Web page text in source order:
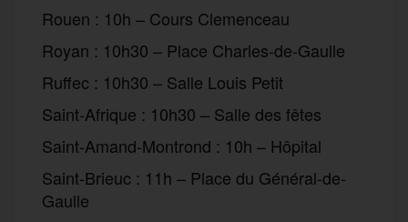
Rouen : 10h – Cours Clemenceau
Royan : 10h30 – Place Charles-de-Gaulle
Ruffec : 10h30 – Salle Louis Petit
Saint-Afrique : 10h30 – Salle des fêtes
Saint-Amand-Montrond : 10h – Hôpital
Saint-Brieuc : 11h – Place du Général-de-
Gaulle